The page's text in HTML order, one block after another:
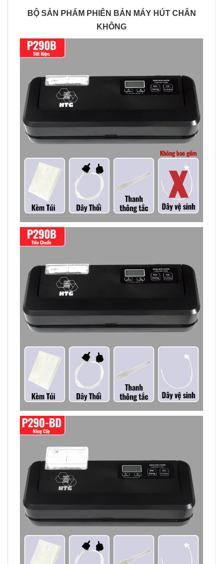
BỘ SẢN PHẨM PHIÊN BẢN MÁY HÚT CHÂN
KHÔNG